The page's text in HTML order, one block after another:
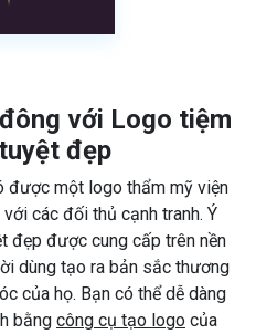
với Logo tiệm
đẹp
được một logo thẩm mỹ viện
các đối thủ cạnh tranh. Ý
đẹp được cung cấp trên nền
dùng tạo ra bản sắc thương
của họ. Bạn có thể dễ dàng
bằng công cụ tạo logo của